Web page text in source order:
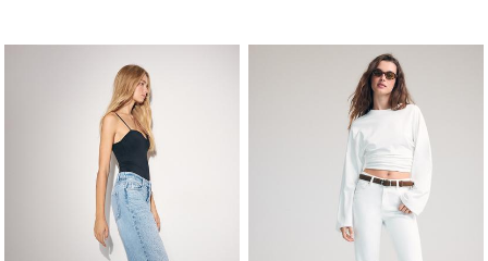
vintage look
met rits en knoop. Verkrijgbaar in diverse